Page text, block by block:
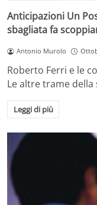
Anticipazioni Un
sbagliata fa
Antonio Murolo
Roberto Ferri e le
Le altre trame
Leggi di più